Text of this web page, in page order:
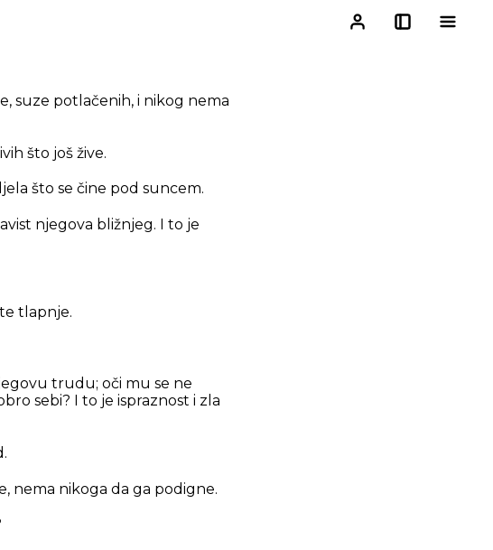
suze potlačenih, i nikog nema
što još žive.
što se čine pod suncem.
njegova bližnjeg. I to je
tlapnje.
trudu; oči mu se ne
sebi? I to je ispraznost i zla
nema nikoga da ga podigne.